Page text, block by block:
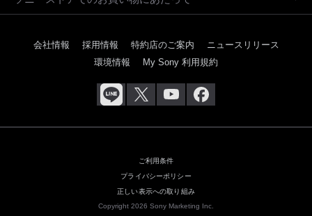
会社情報 採用情報 特約店のご案内
ニュースリリース
環境情報
My Sony 利用規約
ご利用条件
プライバシーポリシー
正しい表示への取り組み
Copyright 2026 Sony Marketing Inc.